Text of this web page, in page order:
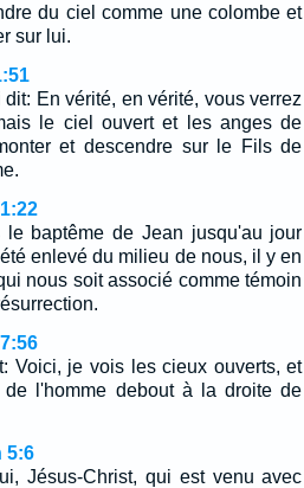
du ciel comme une colombe et
sur lui.
dit: En vérité, en vérité, vous verrez
le ciel ouvert et les anges de
et descendre sur le Fils de
le baptême de Jean jusqu'au jour
enlevé du milieu de nous, il y en
nous soit associé comme témoin
Voici, je vois les cieux ouverts, et
de l'homme debout à la droite de
5:6
Jésus-Christ, qui est venu avec